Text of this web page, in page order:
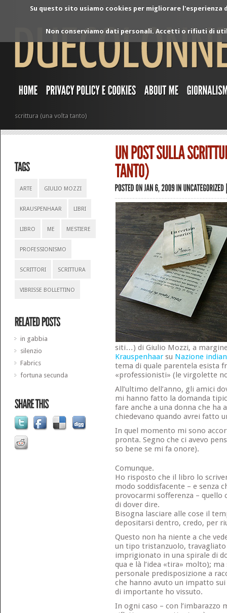
Su questo sito usiamo cookies per migliorare
Non conserviamo dati personali. Accetti o rifiuti di
scrittura (una volta tanto)
ARTE GIULIO MOZZI
KRAUSPENHAAR LIBRI
LIBRO ME MESTIERE
PROFESSIONISMO
SCRITTORI SCRITTURA
VIBRISSE BOLLETTINO
in gabbia
silenzio
Fabrics
fortuna secunda
siti…) di Giulio Mozzi, a
Krauspenhaarsu Nazione
tema di quale parentela esista
«professionisti» (le virgolette
All’ultimo dell’anno, gli amici
mi hanno fatto la domanda
fare anche a una donna che ha
chiedevano quando avrei fatto
In quel momento mi sono
pronta. Segno che ci avevo
so bene se mi fa onore).
Comunque.
Ho risposto che il libro lo
modo soddisfacente – e senza
provocarmi sofferenza – quello
di dover dire.
Bisogna lasciare alle cose il
depositarsi dentro, credo, per
Questo non ha niente a che
un tipo tristanzuolo,
imprigionato in una spirale di
qua e là l’idea «tira» molto);
personale predisposizione a
che hanno avuto un impatto
di importante ho vissuto.
In ogni caso – con l’imbarazzo